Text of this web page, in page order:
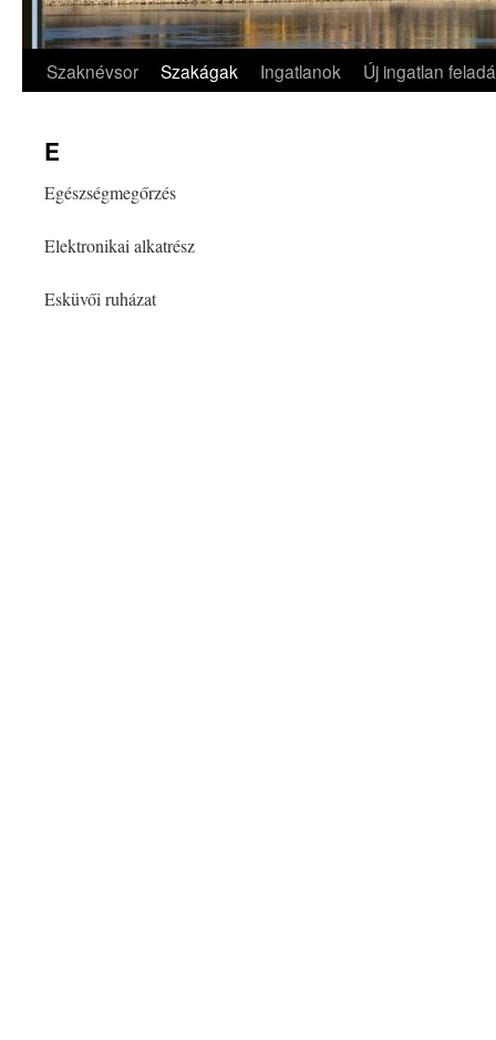
Kilépés
tartalomba
Szaknévsor Szakágak Ingatlanok Új ingatlan
E
Egészségmegőrzés
Elektronikai alkatrész
Esküvői ruházat